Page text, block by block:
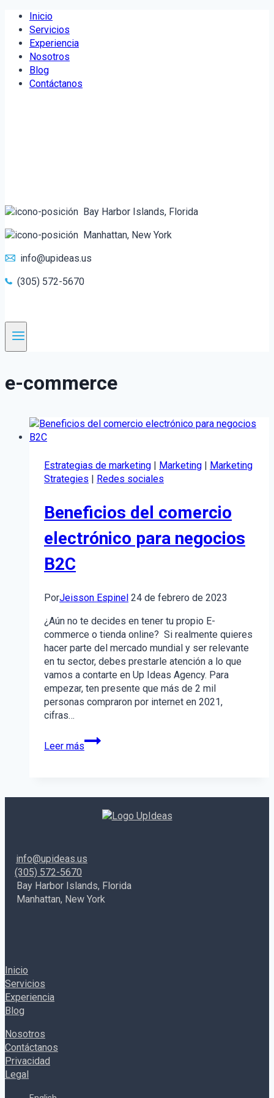
Saltar
contenido
Inicio
Servicios
Experiencia
Nosotros
Blog
Contáctanos
Bay Harbor Islands, Florida
Manhattan, New York
info@upideas.us
(305) 572-5670
e-commerce
Estrategias de marketing | Marketing | Marketing
Strategies | Redes sociales
Beneficios del comercio
electrónico para negocios
B2C
PorJeisson Espinel 24 de febrero de 2023
¿Aún no te decides en tener tu propio E-
commerce o tienda online? Si realmente quieres
hacer parte del mercado mundial y ser relevante
en tu sector, debes prestarle atención a lo que
vamos a contarte en Up Ideas Agency. Para
empezar, ten presente que más de 2 mil
personas compraron por internet en 2021,
cifras…
Leer más
Beneficios
del
info@upideas.us
(305) 572-5670
Bay Harbor Islands, Florida
Manhattan, New York
Inicio
Servicios
Experiencia
Blog
Nosotros
Contáctanos
Privacidad
Legal